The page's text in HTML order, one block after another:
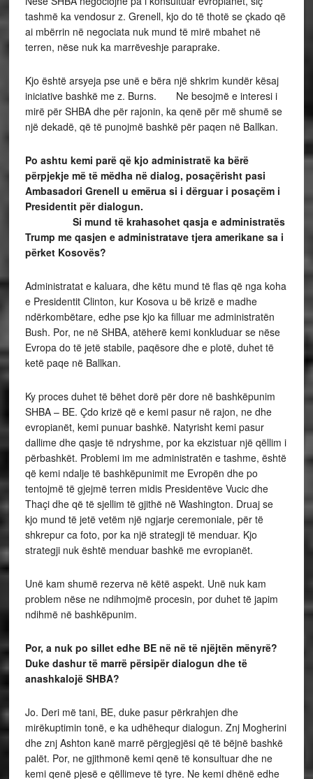
tashmë ka vendosur z. Grenell, kjo do të thotë se çkado që
ai mbërrin në negociata nuk mund të mirë mbahet në
terren, nëse nuk ka marrëveshje paraprake.
Kjo është arsyeja pse unë e bëra një shkrim kundër kësaj
iniciative bashkë me z. Burns. Ne besojmë e interesi i
mirë për SHBA dhe për rajonin, ka qenë për më shumë se
një dekadë, që të punojmë bashkë për paqen në Ballkan.
Po ashtu kemi parë që kjo administratë ka bërë
përpjekje më të mëdha në dialog, posaçërisht pasi
Ambasadori Grenell u emërua si i dërguar i posaçëm i
Presidentit për dialogun.
Si mund të krahasohet qasja e administratës
Trump me qasjen e administratave tjera amerikane sa i
përket Kosovës?
Administratat e kaluara, dhe këtu mund të flas që nga koha
e Presidentit Clinton, kur Kosova u bë krizë e madhe
ndërkombëtare, edhe pse kjo ka filluar me administratën
Bush. Por, ne në SHBA, atëherë kemi konkluduar se nëse
Evropa do të jetë stabile, paqësore dhe e plotë, duhet të
ketë paqe në Ballkan.
Ky proces duhet të bëhet dorë për dore në bashkëpunim
SHBA – BE. Çdo krizë që e kemi pasur në rajon, ne dhe
evropianët, kemi punuar bashkë. Natyrisht kemi pasur
dallime dhe qasje të ndryshme, por ka ekzistuar një qëllim i
përbashkët. Problemi im me administratën e tashme, është
që kemi ndalje të bashkëpunimit me Evropën dhe po
tentojmë të gjejmë terren midis Presidentëve Vucic dhe
Thaçi dhe që të sjellim të gjithë në Washington. Druaj se
kjo mund të jetë vetëm një ngjarje ceremoniale, për të
shkrepur ca foto, por ka një strategji të menduar. Kjo
strategji nuk është menduar bashkë me evropianët.
Unë kam shumë rezerva në këtë aspekt. Unë nuk kam
problem nëse ne ndihmojmë procesin, por duhet të japim
ndihmë në bashkëpunim.
Por, a nuk po sillet edhe BE në në të njëjtën mënyrë?
Duke dashur të marrë përsipër dialogun dhe të
anashkalojë SHBA?
Jo. Deri më tani, BE, duke pasur përkrahjen dhe
mirëkuptimin tonë, e ka udhëhequr dialogun. Znj Mogherini
dhe znj Ashton kanë marrë përgjegjësi që të bëjnë bashkë
palët. Por, ne gjithmonë kemi qenë të konsultuar dhe ne
kemi qenë pjesë e qëllimeve të tyre. Ne kemi dhënë edhe